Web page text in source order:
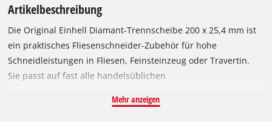
Artikelbeschreibung
Die Original Einhell Diamant-Trennscheibe 200 x 25,4 mm ist
ein praktisches Fliesenschneider-Zubehör für hohe
Schneidleistungen in Fliesen, Feinsteinzeug oder Travertin.
Sie passt auf fast alle handelsüblichen
Umdrehungsgeschwindigkeit von 80 m/s und einer maximalen
Mehr anzeigen